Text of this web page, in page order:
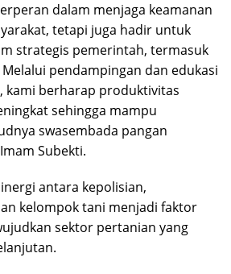
dalam menjaga keamanan
tetapi juga hadir untuk
strategis pemerintah, termasuk
pendampingan dan edukasi
kami berharap produktivitas
sehingga mampu
swasembada pangan
Subekti.
antara kepolisian,
kelompok tani menjadi faktor
sektor pertanian yang